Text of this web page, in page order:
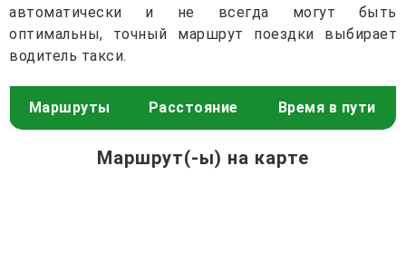
автоматически и не всегда могут быть
оптимальны, точный маршрут поездки выбирает
водитель такси.
Маршруты Расстояние Время в пути
Маршрут(-ы) на карте